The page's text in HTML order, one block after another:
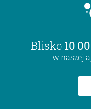
Blisko 10
w naszej